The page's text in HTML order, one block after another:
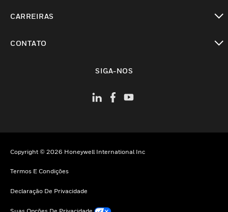
CARREIRAS
CONTATO
SIGA-NOS
Copyright © 2026 Honeywell International Inc
Termos E Condições
Declaração De Privacidade